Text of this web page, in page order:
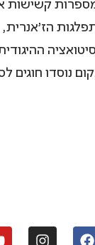
מספרות
הז'אנרית,
חוגים